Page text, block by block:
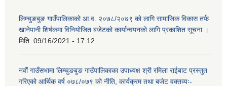
लिम्चुङबुङ गाउँपालिकाको आ.व. २०७८/२०७९ को लागि सामाजिक विकास तर्फ
खानेपानी शिर्षकमा विनियोजित बजेटको कार्यान्वयनको लागि प्रकाशित सूचना ।
मिति: 09/16/2021 - 17:12
नवौं गाउँसभामा लिम्चुङबुङ गाउँपालिकाका उपाध्यक्ष श्री रमिला राईबाट प्रस्तुत
गरिएको आर्थिक वर्ष ०७८/०७९ को नीति, कार्यक्रम तथा बजेट वक्तव्यः-